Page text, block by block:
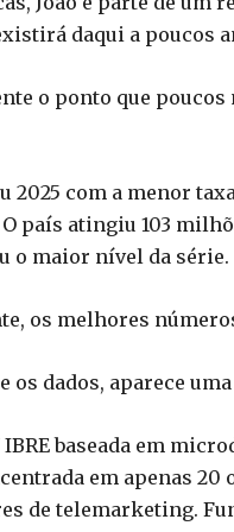
daqui a poucos
o ponto que
2025 com a menor
O país atingiu 103
o maior nível da série.
os melhores
os dados, aparece
IBRE baseada em
em apenas
de telemarketing.